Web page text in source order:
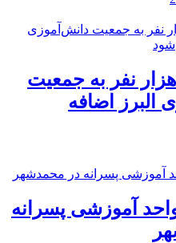
️سالانه ۱۲ هزار نفر به جمعیت
البرز اضافه
واحد آموزشی پسرانه